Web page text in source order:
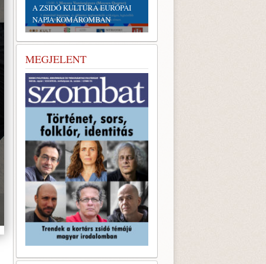
A ZSIDÓ KULTÚRA EURÓPAI
NAPJA KOMÁROMBAN
MEGJELENT